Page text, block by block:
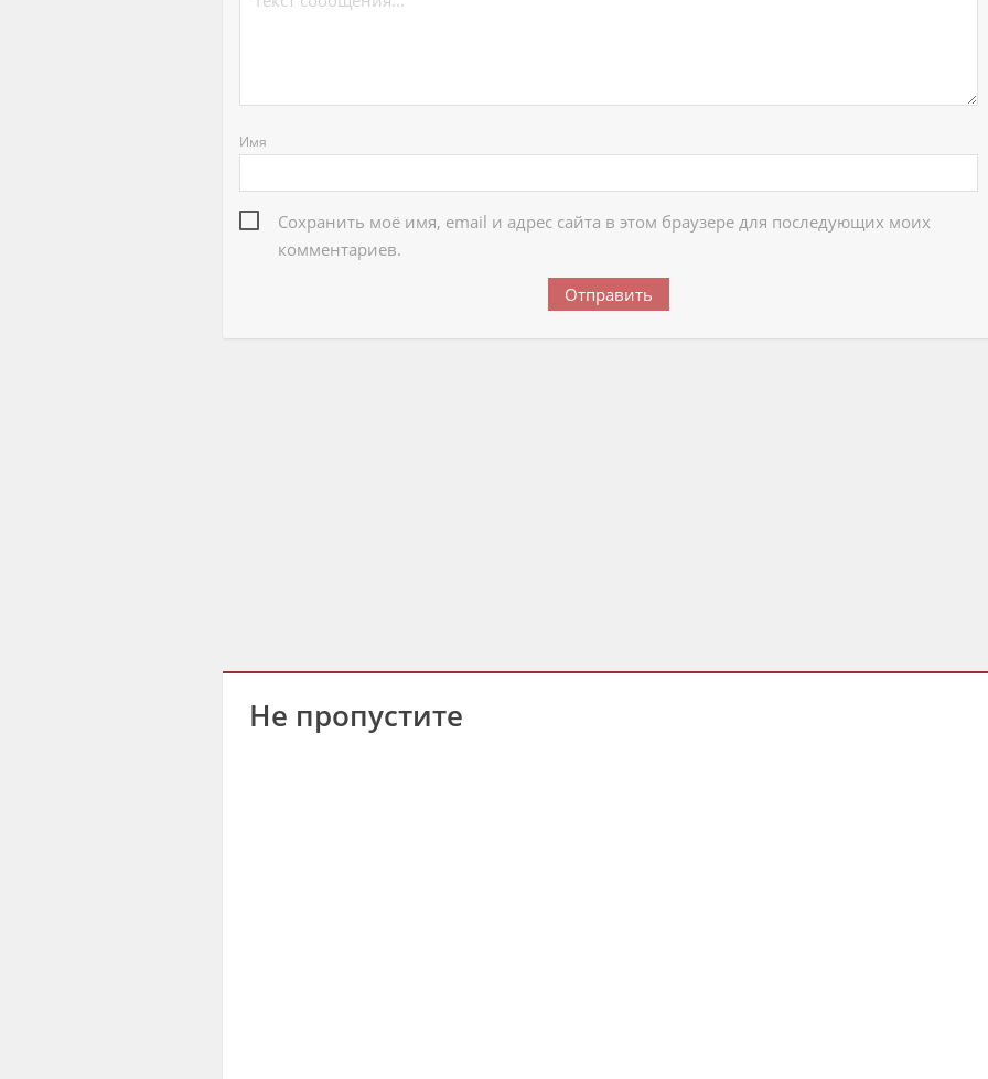
Имя
Сохранить моё имя, email и адрес сайта в этом браузере для последующих моих
комментариев.
Не пропустите